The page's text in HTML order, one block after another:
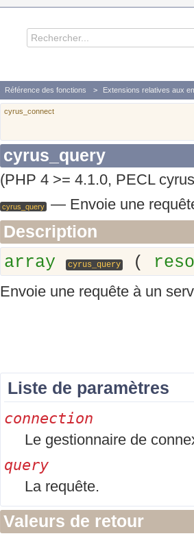
Référence des fonctions Extensions relatives aux
cyrus_connect
cyrus_query
(PHP 4 >= 4.1.0, PECL
cyrus_query — Envoie une
Description
array
cyrus_query (
Envoie une requête à un
Liste de paramètres
connection
Le gestionnaire de
query
La requête.
Valeurs de retour